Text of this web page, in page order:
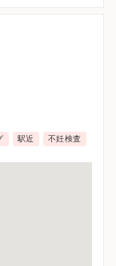
合わせくださ
駅近 不妊検査